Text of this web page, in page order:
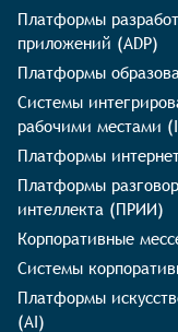
Платформы
приложений (ADP)
Платформы
Системы
рабочими местами
Платформы
Платформы
интеллекта (ПРИИ)
Корпоративные
Системы
Платформы
(AI)